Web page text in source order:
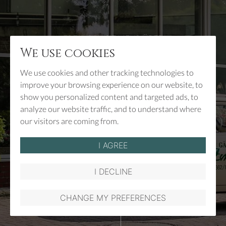
We use cookies
We use cookies and other tracking technologies to
improve your browsing experience on our website, to
show you personalized content and targeted ads, to
analyze our website traffic, and to understand where
our visitors are coming from.
I AGREE
I DECLINE
CHANGE MY PREFERENCES
KONTAKT & ANFAHRT
ERFAHREN SIE MEHR ÜBER
UNSER SORTIMENT
KONTAKT & ANFAHRT
Gärtnerei
-
-
SCROLL